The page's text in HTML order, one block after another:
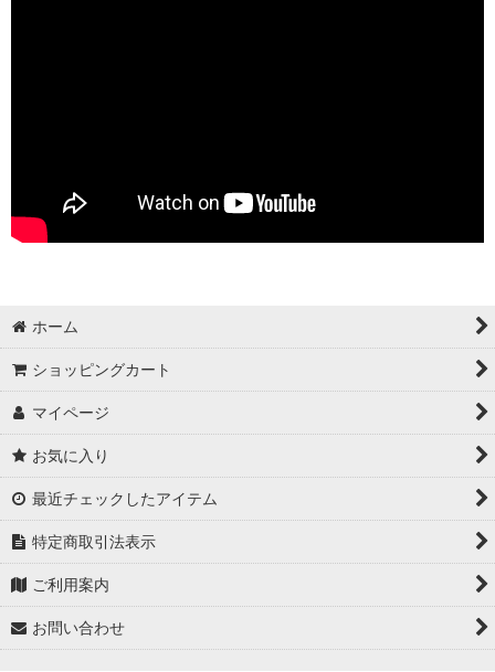
ホーム
ショッピングカート
マイページ
お気に入り
最近チェックしたアイテム
特定商取引法表示
ご利用案内
お問い合わせ